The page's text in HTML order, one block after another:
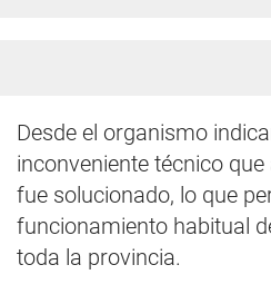
Desde el organismo
inconveniente técnico
fue solucionado, lo que
funcionamiento habitual
toda la provincia.